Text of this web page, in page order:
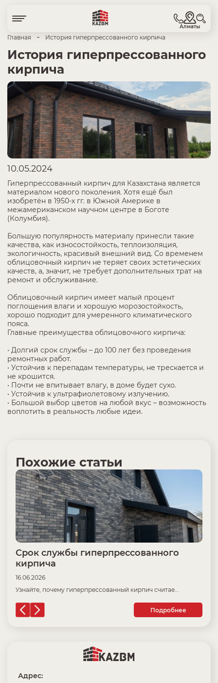
Алматы
Главная - История гиперпрессованного кирпича
История гиперпрессованного
кирпича
10.05.2024
Гиперпрессованный кирпич для Казахстана является
материалом нового поколения. Хотя ещё был
изобретён в 1950-х гг. в Южной Америке в
межамериканском научном центре в Боготе
(Колумбия).
Большую популярность материалу принесли такие
качества, как износостойкость, теплоизоляция,
экологичность, красивый внешний вид. Со временем
облицовочный кирпич не теряет своих эстетических
качеств, а, значит, не требует дополнительных трат на
ремонт и обслуживание.
Облицовочный кирпич имеет малый процент
поглощения влаги и хорошую морозостойкость,
хорошо подходит для умеренного климатического
пояса.
Главные преимущества облицовочного кирпича:
• Долгий срок службы – до 100 лет без проведения
ремонтных работ.
• Устойчив к перепадам температуры, не трескается и
не крошится.
• Почти не впитывает влагу, в доме будет сухо.
• Устойчив к ультрафиолетовому излучению.
• Большой выбор цветов на любой вкус – возможность
воплотить в реальность любые идеи.
Похожие статьи
Срок службы гиперпрессованного
кирпича
16.06.2026
Узнайте, почему гиперпрессованный кирпич считае...
Подробнее
Адрес: